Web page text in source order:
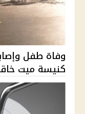
كنيسة ميت